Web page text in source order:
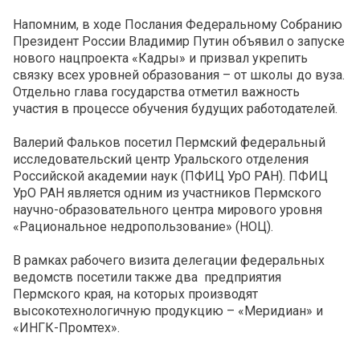
Напомним, в ходе Послания Федеральному Собранию
Президент России Владимир Путин объявил о запуске
нового нацпроекта «Кадры» и призвал укрепить
связку всех уровней образования – от школы до вуза.
Отдельно глава государства отметил важность
участия в процессе обучения будущих работодателей.
Валерий Фальков посетил Пермский федеральный
исследовательский центр Уральского отделения
Российской академии наук (ПФИЦ УрО РАН). ПФИЦ
УрО РАН является одним из участников Пермского
научно-образовательного центра мирового уровня
«Рациональное недропользование» (НОЦ).
В рамках рабочего визита делегации федеральных
ведомств посетили также два предприятия
Пермского края, на которых производят
высокотехнологичную продукцию – «Меридиан» и
«ИНГК-Промтех».